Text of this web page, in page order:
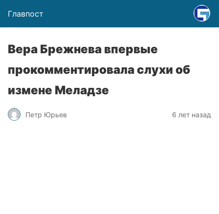
Главпост
Вера Брежнева впервые
прокомментировала слухи об
измене Меладзе
Петр Юрьев 6 лет назад